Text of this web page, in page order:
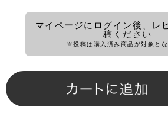
マイページにログイン後、レ
稿ください
※投稿は購入済み商品が対象と